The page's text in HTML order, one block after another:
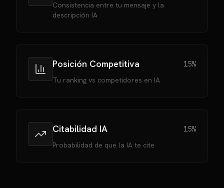
Consistencia entre tu mensaje y la
descripción IA
Posición Competitiva
15%
Tu ranking vs competidores en IA
Citabilidad IA
15%
Probabilidad de que la IA te cite